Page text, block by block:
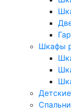
Шкафы
Детские
Спальни